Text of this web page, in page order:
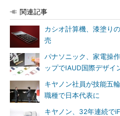
関連記事
カシオ計算機、漆塗り
売
パナソニック、家電操
ップでIAUD国際デザイ
キヤノン社員が技能五
職種で日本代表に
キヤノン、32年連続で